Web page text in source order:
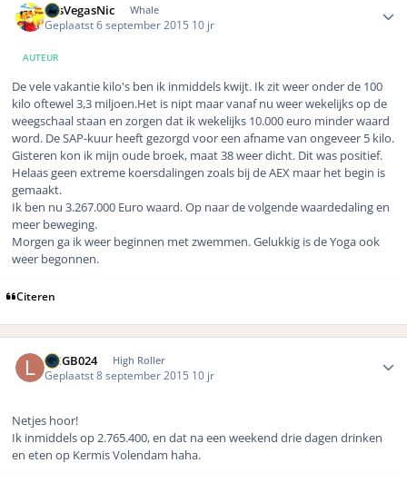
LasVegasNic Whale
Geplaatst6 september 2015 10 jr
AUTEUR
De vele vakantie kilo's ben ik inmiddels kwijt. Ik zit weer onder de 100
kilo oftewel 3,3 miljoen.Het is nipt maar vanaf nu weer wekelijks op de
weegschaal staan en zorgen dat ik wekelijks 10.000 euro minder waard
word. De SAP-kuur heeft gezorgd voor een afname van ongeveer 5 kilo.
Gisteren kon ik mijn oude broek, maat 38 weer dicht. Dit was positief.
Helaas geen extreme koersdalingen zoals bij de AEX maar het begin is
gemaakt.
Ik ben nu 3.267.000 Euro waard. Op naar de volgende waardedaling en
meer beweging.
Morgen ga ik weer beginnen met zwemmen. Gelukkig is de Yoga ook
weer begonnen.
Citeren
LMGB024 High Roller
Geplaatst8 september 2015 10 jr
Netjes hoor!
Ik inmiddels op 2.765.400, en dat na een weekend drie dagen drinken
en eten op Kermis Volendam haha.